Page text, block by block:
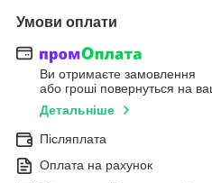
Умови оплати
Ви отримаєте замовлення
або гроші повернуться на
Детальніше
Післяплата
Оплата на рахунок